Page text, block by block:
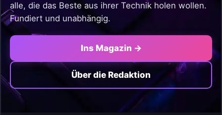
alle, die das Beste aus ihrer Technik holen wollen.
Fundiert und unabhängig.
Ins Magazin →
Über die Redaktion